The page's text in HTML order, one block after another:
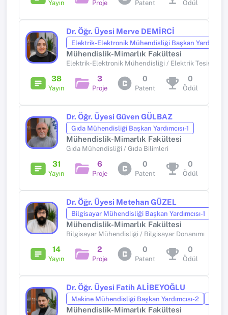
Yayın Proje Patent Ödül
Dr. Öğr. Üyesi Merve DEMİRCİ
Elektrik-Elektronik Mühendisliği Başkan
Mühendislik-Mimarlık Fakültesi
Elektrik-Elektronik Mühendisliği / Elektrik Tesisleri
38
Yayın
3
Proje
0
Patent
0
Ödül
Dr. Öğr. Üyesi Güven GÜLBAZ
Gıda Mühendisliği Başkan Yardımcısı-1
Mühendislik-Mimarlık Fakültesi
Gıda Mühendisliği / Gıda Bilimleri
31
Yayın
6
Proje
0
Patent
0
Ödül
Dr. Öğr. Üyesi Metehan GÜZEL
Bilgisayar Mühendisliği Başkan Yardımcısı-1
Mühendislik-Mimarlık Fakültesi
Bilgisayar Mühendisliği / Bilgisayar Donanımı
14
Yayın
2
Proje
0
Patent
0
Ödül
Dr. Öğr. Üyesi Fatih ALİBEYOĞLU
Makine Mühendisliği Başkan Yardımcısı-2
Mühendislik-Mimarlık Fakültesi